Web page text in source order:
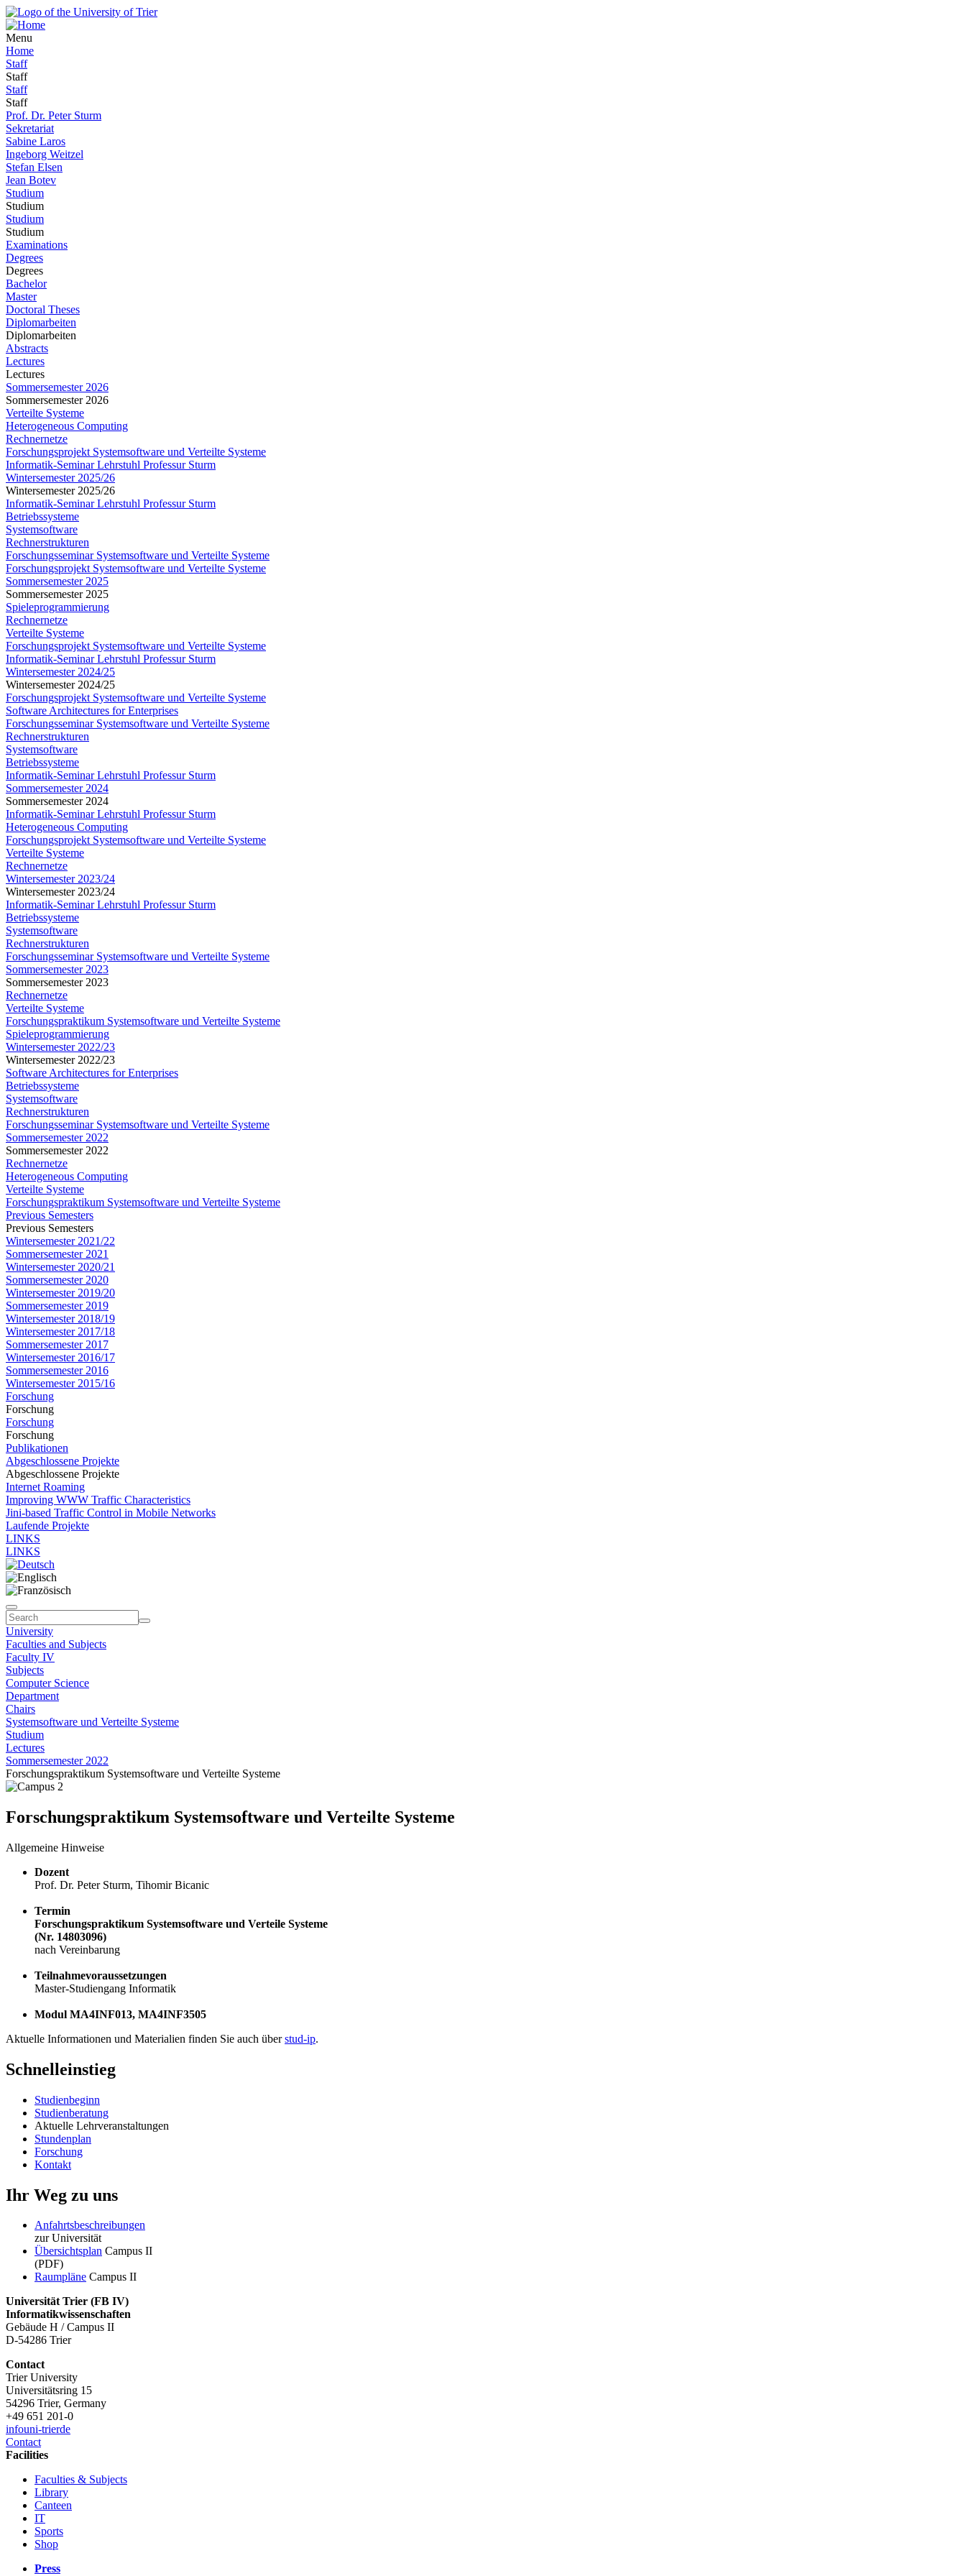
Menu
Home
Staff
Staff
Staff
Staff
Prof. Dr. Peter Sturm
Sekretariat
Sabine Laros
Ingeborg Weitzel
Stefan Elsen
Jean Botev
Studium
Studium
Studium
Studium
Examinations
Degrees
Degrees
Bachelor
Master
Doctoral Theses
Diplomarbeiten
Diplomarbeiten
Abstracts
Lectures
Lectures
Sommersemester 2026
Sommersemester 2026
Verteilte Systeme
Heterogeneous Computing
Rechnernetze
Forschungsprojekt Systemsoftware und Verteilte Systeme
Informatik-Seminar Lehrstuhl Professur Sturm
Wintersemester 2025/26
Wintersemester 2025/26
Informatik-Seminar Lehrstuhl Professur Sturm
Betriebssysteme
Systemsoftware
Rechnerstrukturen
Forschungsseminar Systemsoftware und Verteilte Systeme
Forschungsprojekt Systemsoftware und Verteilte Systeme
Sommersemester 2025
Sommersemester 2025
Spieleprogrammierung
Rechnernetze
Verteilte Systeme
Forschungsprojekt Systemsoftware und Verteilte Systeme
Informatik-Seminar Lehrstuhl Professur Sturm
Wintersemester 2024/25
Wintersemester 2024/25
Forschungsprojekt Systemsoftware und Verteilte Systeme
Software Architectures for Enterprises
Forschungsseminar Systemsoftware und Verteilte Systeme
Rechnerstrukturen
Systemsoftware
Betriebssysteme
Informatik-Seminar Lehrstuhl Professur Sturm
Sommersemester 2024
Sommersemester 2024
Informatik-Seminar Lehrstuhl Professur Sturm
Heterogeneous Computing
Forschungsprojekt Systemsoftware und Verteilte Systeme
Verteilte Systeme
Rechnernetze
Wintersemester 2023/24
Wintersemester 2023/24
Informatik-Seminar Lehrstuhl Professur Sturm
Betriebssysteme
Systemsoftware
Rechnerstrukturen
Forschungsseminar Systemsoftware und Verteilte Systeme
Sommersemester 2023
Sommersemester 2023
Rechnernetze
Verteilte Systeme
Forschungspraktikum Systemsoftware und Verteilte Systeme
Spieleprogrammierung
Wintersemester 2022/23
Wintersemester 2022/23
Software Architectures for Enterprises
Betriebssysteme
Systemsoftware
Rechnerstrukturen
Forschungsseminar Systemsoftware und Verteilte Systeme
Sommersemester 2022
Sommersemester 2022
Rechnernetze
Heterogeneous Computing
Verteilte Systeme
Forschungspraktikum Systemsoftware und Verteilte Systeme
Previous Semesters
Previous Semesters
Wintersemester 2021/22
Sommersemester 2021
Wintersemester 2020/21
Sommersemester 2020
Wintersemester 2019/20
Sommersemester 2019
Wintersemester 2018/19
Wintersemester 2017/18
Sommersemester 2017
Wintersemester 2016/17
Sommersemester 2016
Wintersemester 2015/16
Forschung
Forschung
Forschung
Forschung
Publikationen
Abgeschlossene Projekte
Abgeschlossene Projekte
Internet Roaming
Improving WWW Traffic Characteristics
Jini-based Traffic Control in Mobile Networks
Laufende Projekte
LINKS
LINKS
University
Faculties and Subjects
Faculty IV
Subjects
Computer Science
Department
Chairs
Systemsoftware und Verteilte Systeme
Studium
Lectures
Sommersemester 2022
Forschungspraktikum Systemsoftware und Verteilte Systeme
Forschungspraktikum Systemsoftware und Verteilte Systeme
Allgemeine Hinweise
Dozent
Prof. Dr. Peter Sturm, Tihomir Bicanic
Termin
Forschungspraktikum Systemsoftware und Verteile Systeme
(Nr. 14803096)
nach Vereinbarung
Teilnahmevoraussetzungen
Master-Studiengang Informatik
Modul MA4INF013, MA4INF3505
Aktuelle Informationen und Materialien finden Sie auch überstud-ip.
Schnelleinstieg
Studienbeginn
Studienberatung
Aktuelle Lehrveranstaltungen
Stundenplan
Forschung
Kontakt
Ihr Weg zu uns
Anfahrtsbeschreibungen
zur Universität
Übersichtsplan Campus II
(PDF)
Raumpläne Campus II
Universität Trier (FB IV)
Informatikwissenschaften
Gebäude H / Campus II
D-54286 Trier
Contact
Trier University
Universitätsring 15
54296 Trier, Germany
+49 651 201-0
infouni-trierde
Contact
Facilities
Faculties & Subjects
Library
Canteen
IT
Sports
Shop
Press